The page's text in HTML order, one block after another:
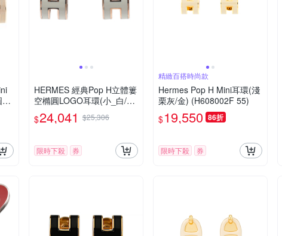
HERMES 經典Pop H立體簍
空橢圓LOGO耳環(小_白/玫
瑰金)
$24,041 $25,306
限時下殺 券
精緻百搭時尚款
Hermes Pop H Mini耳環(淺
栗灰/金) (H608002F 55)
$19,550 86折
限時下殺 券